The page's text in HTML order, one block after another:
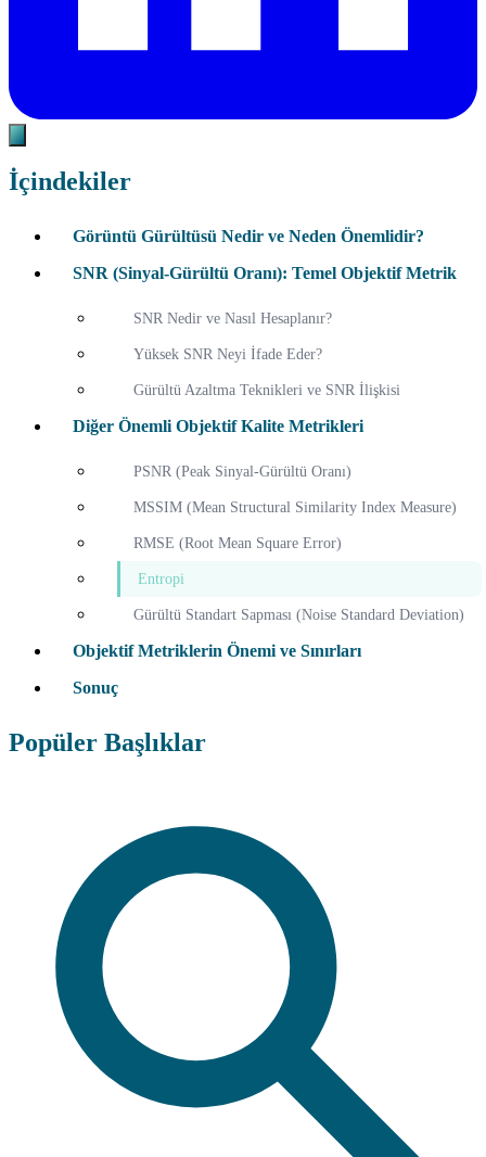
İçindekiler
Görüntü Gürültüsü Nedir ve Neden Önemlidir?
SNR (Sinyal-Gürültü Oranı): Temel Objektif Metrik
SNR Nedir ve Nasıl Hesaplanır?
Yüksek SNR Neyi İfade Eder?
Gürültü Azaltma Teknikleri ve SNR İlişkisi
Diğer Önemli Objektif Kalite Metrikleri
PSNR (Peak Sinyal-Gürültü Oranı)
MSSIM (Mean Structural Similarity Index Measure)
RMSE (Root Mean Square Error)
Entropi
Gürültü Standart Sapması (Noise Standard Deviation)
Objektif Metriklerin Önemi ve Sınırları
Sonuç
Popüler Başlıklar